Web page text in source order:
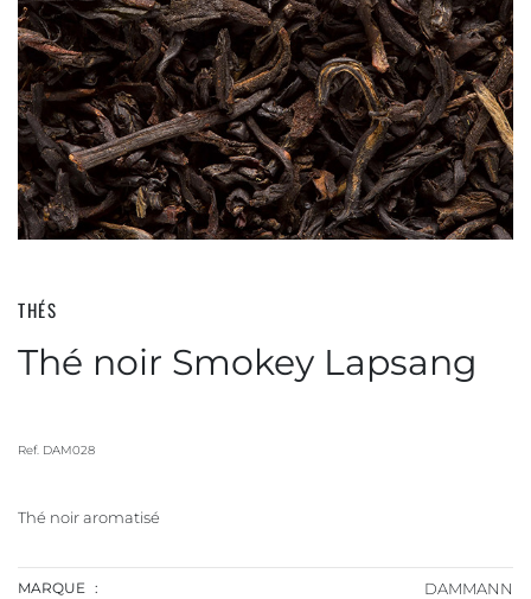
THÉS
Thé noir Smokey Lapsang
Ref. DAM028
Thé noir aromatisé
MARQUE DAMMANN